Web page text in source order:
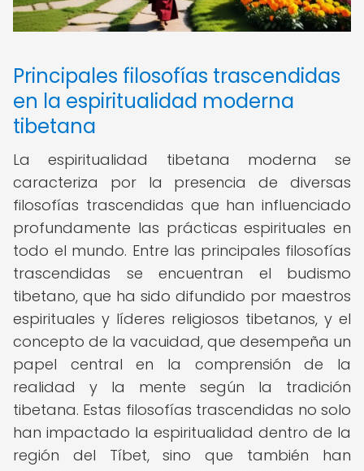
Principales filosofías trascendidas
en la espiritualidad moderna
tibetana
La espiritualidad tibetana moderna se
caracteriza por la presencia de diversas
filosofías trascendidas que han influenciado
profundamente las prácticas espirituales en
todo el mundo. Entre las principales filosofías
trascendidas se encuentran el budismo
tibetano, que ha sido difundido por maestros
espirituales y líderes religiosos tibetanos, y el
concepto de la vacuidad, que desempeña un
papel central en la comprensión de la
realidad y la mente según la tradición
tibetana. Estas filosofías trascendidas no solo
han impactado la espiritualidad dentro de la
región del Tíbet, sino que también han